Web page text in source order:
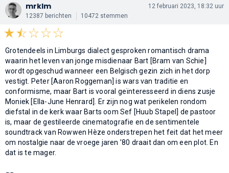
mrklm
12387 berichten 10472 stemmen
12 februari 2023, 18:32 uur
Grotendeels in Limburgs dialect gesproken romantisch drama
waarin het leven van jonge misdienaar Bart [Bram van Schie]
wordt opgeschud wanneer een Belgisch gezin zich in het dorp
vestigt. Peter [Aaron Roggeman] is wars van traditie en
conformisme, maar Bart is vooral geïnteresseerd in diens zusje
Moniek [Ella-June Henrard]. Er zijn nog wat perikelen rondom
diefstal in de kerk waar Barts oom Sef [Huub Stapel] de pastoor
is, maar de gestileerde cinematografie en de sentimentele
soundtrack van Rowwen Hèze onderstrepen het feit dat het meer
om nostalgie naar de vroege jaren ’80 draait dan om een plot. En
dat is te mager.